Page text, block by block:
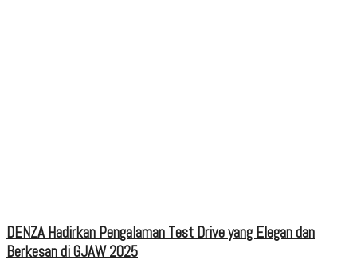
DENZA Hadirkan Pengalaman Test Drive yang Elegan dan
Berkesan di GJAW 2025